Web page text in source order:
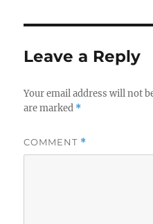
Leave a Reply
Your email address will not
are marked *
COMMENT *